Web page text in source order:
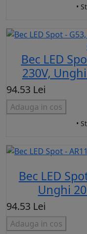
•
Bec LED
230V,
94.53 Lei
Adauga in cos
•
Bec LED
Unghi
94.53 Lei
Adauga in cos